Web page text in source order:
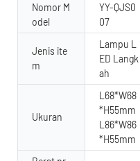
Nomor M
odel
YY-QJS0
07
Jenis ite
m
Lampu L
ED Langk
ah
Ukuran
L68*W68
*H55mm
L86*W86
*H55mm